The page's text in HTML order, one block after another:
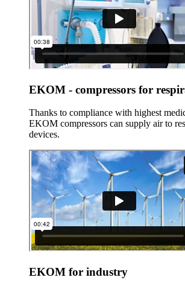
EKOM - compressors for
Thanks to compliance with highest
EKOM compressors can supply air to
devices.
EKOM for industry